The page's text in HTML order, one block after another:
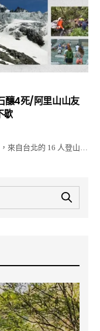
釀4死/阿里山山友
歇
來自台北的 16 人登山…